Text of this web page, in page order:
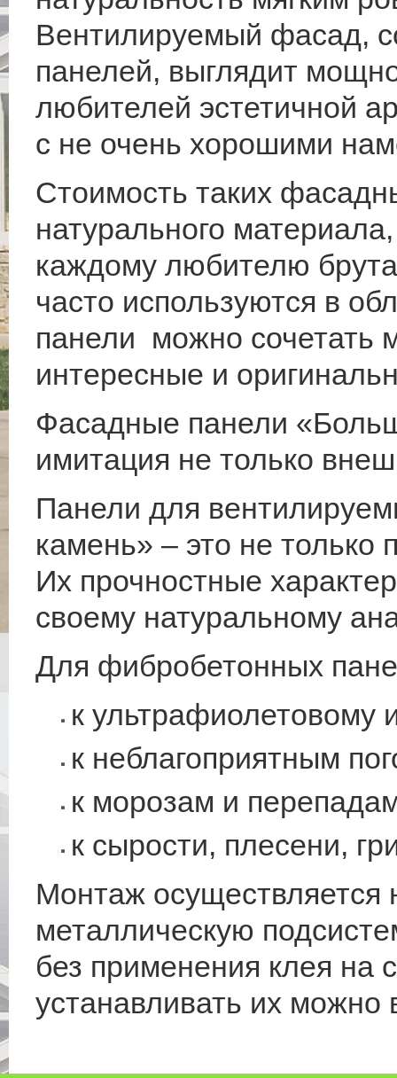
Вентилируемый фасад,
панелей, выглядит
любителей эстетичной
с не очень хорошими
Стоимость таких
натурального
каждому любителю
часто используются в
панели можно сочетать
интересные и
Фасадные панели
имитация не только
Панели для
камень» – это не
Их прочностные
своему натуральному
Для фибробетонных
к ультрафиолетовому
к неблагоприятным
к морозам и
к сырости, плесени,
Монтаж осуществляется
металлическую
без применения клея на
устанавливать их